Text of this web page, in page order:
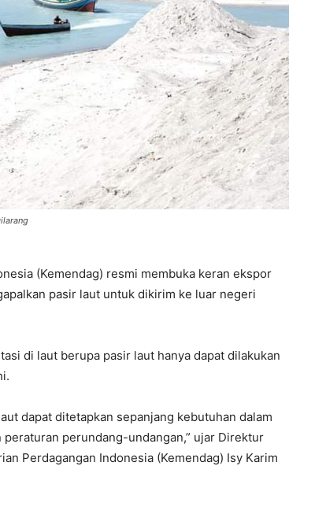
(Kemendag) resmi membuka keran ekspor
pasir laut untuk dikirim ke luar negeri
di laut berupa pasir laut hanya dapat dilakukan
dapat ditetapkan sepanjang kebutuhan dalam
perundang-undangan,” ujar Direktur
Perdagangan Indonesia (Kemendag) Isy Karim